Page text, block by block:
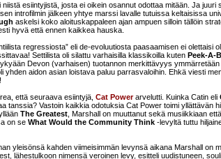
esiintyjistä, josta ei oikein osannut odottaa mitään. Ja
introfilmin jälkeen yhtye marssi lavalle tutuissa keltaisissa
askelsi koko aloituskappaleen ajan ampuen silloin tällöin
hyvä että ennen kaikkea hauska.
regressiosta” eli de-evoluutiosta paasaamisen ei olettaisi
Settilista oli silattu varhaisilla klassikoilla kuten Peek-A-
Devon (varhaisen) tuotannon merkittävyys
yhden aidon asian loistava paluu parrasvaloihin. Ehkä viesti
että seuraava esiintyjä, Cat Powerarvelutti. Kuinka Catin eli
tanssia? Vastoin kaikkia odotuksia Cat Power toimi yllättävän
The Greatest, Marshall on muuttanut sekä musiikkiaan
on se What Would the Community Think -levyltä tuttu
yleisönsä kahden viimeisimmän levynsä aikana Marshall on
lähestulkoon nimensä veroinen levy, esitteli uudistuneen,